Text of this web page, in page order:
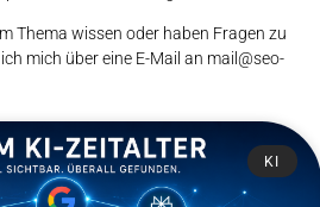
Thema wissen oder haben Fragen zu
mich über eine E-Mail an mail@seo-
KI